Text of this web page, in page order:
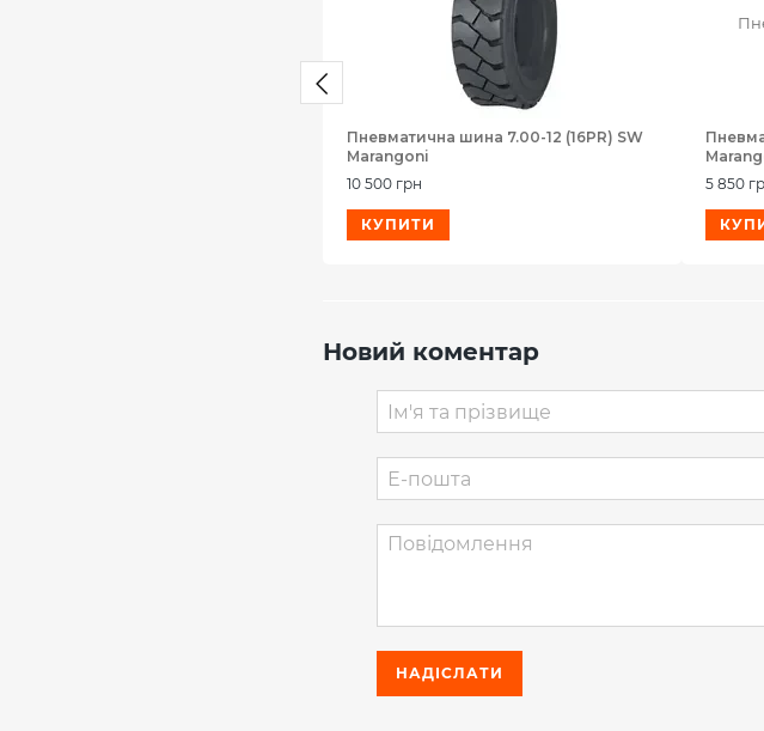
Пневматична шина 7.00-12 (16PR) SW
Marangoni
10 500 грн
КУПИТИ
5 850
Новий коментар
НАДІСЛАТИ